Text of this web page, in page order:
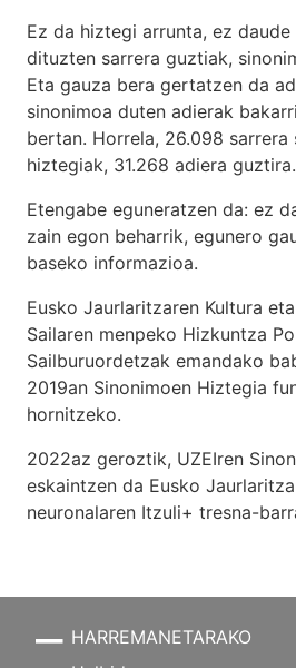
Ez da hiztegi arrunta, ez
dituzten sarrera guztiak,
Eta gauza bera gertatzen da
sinonimoa duten adierak
bertan. Horrela, 26.098 sarrera
hiztegiak, 31.268 adiera guztira.
Etengabe eguneratzen da: ez
zain egon beharrik, egunero
baseko informazioa.
Eusko Jaurlaritzaren Kultura
Sailaren menpeko Hizkuntza
Sailburuordetzak emandako
2019an Sinonimoen Hiztegia
hornitzeko.
2022az geroztik, UZEIren
eskaintzen da Eusko
neuronalaren Itzuli+ tresna-
HARREMANETARAKO